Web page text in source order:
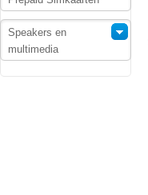
Speakers en
multimedia